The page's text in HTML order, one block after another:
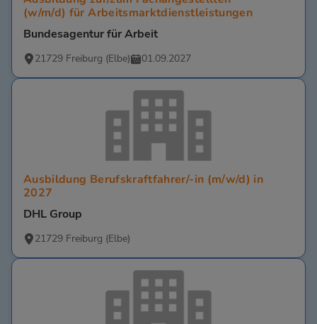
(w/m/d) für Arbeitsmarktdienstleistungen
Bundesagentur für Arbeit
21729 Freiburg (Elbe) 01.09.2027
Ausbildung Berufskraftfahrer/-in (m/w/d) in
2027
DHL Group
21729 Freiburg (Elbe)